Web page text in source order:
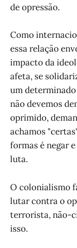
de opressão.
Como
essa relação
impacto da
afeta, se
um
não devemos
oprimido,
achamos
formas é negar
luta.
O colonialismo
lutar contra o
terrorista, não-
isso.